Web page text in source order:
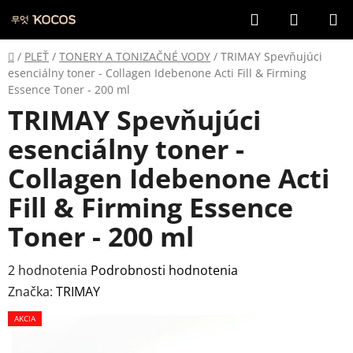
na
obsah
Hľadať
KOŠÍK
Domov
/ PLEŤ / TONERY A TONIZAČNÉ VODY / TRIMAY Spevňujúci
esenciálny toner - Collagen Idebenone Acti Fill & Firming
Essence Toner - 200 ml
TRIMAY Spevňujúci
esenciálny toner -
Collagen Idebenone Acti
Fill & Firming Essence
Toner - 200 ml
Priemerné
hodnotenie
produktu
2 hodnotenia Podrobnosti hodnotenia
Značka: TRIMAY
AKCIA